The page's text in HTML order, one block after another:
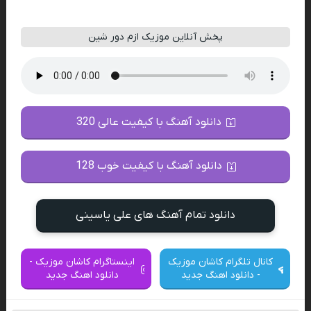
پخش آنلاین موزیک ازم دور شین
دانلود آهنگ با کیفیت عالی 320
دانلود آهنگ با کیفیت خوب 128
دانلود تمام آهنگ های علی یاسینی
کانال تلگرام کاشان موزیک
- دانلود اهنگ جدید
اینستاگرام کاشان موزیک -
دانلود اهنگ جدید